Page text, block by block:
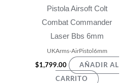
Pistola Airsoft Colt
Combat Commander
Laser Bbs 6mm
UKArms-AirPistol6mm
$1,799.00 AÑADIR AL
CARRITO